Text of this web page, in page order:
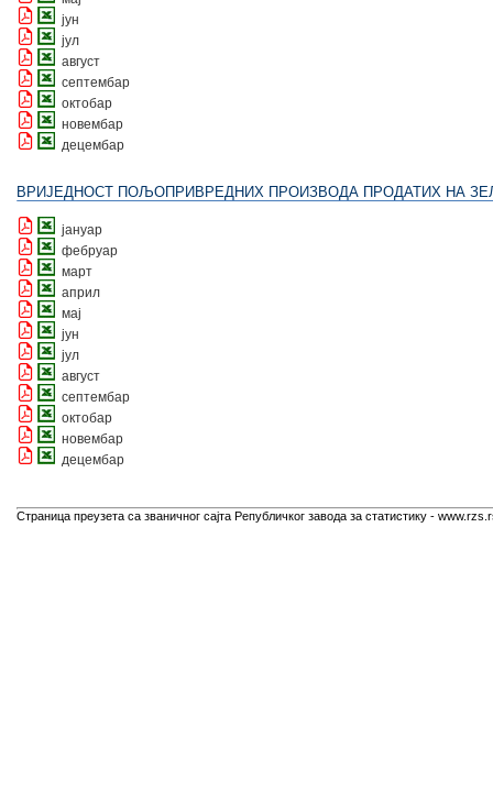
јун
јул
август
септембар
октобар
новембар
децембар
ВРИЈЕДНОСТ ПОЉОПРИВРЕДНИХ ПРОИЗВОДА ПРОДАТИХ НА
јануар
фебруар
март
април
мај
јун
јул
август
септембар
октобар
новембар
децембар
Страница преузета са званичног сајта Републичког завода за статистику -